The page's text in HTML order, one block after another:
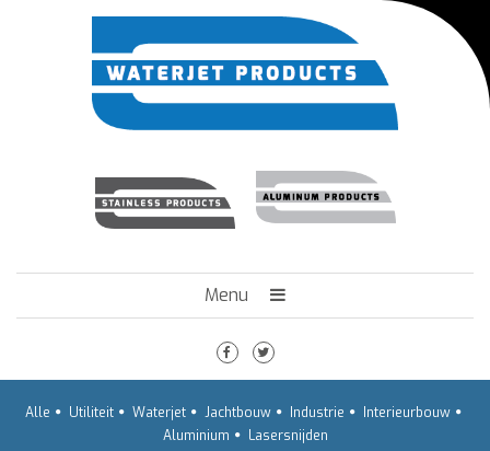
Menu
HET BEDRIJF
TECHNIEK
Alle Utiliteit Waterjet Jachtbouw Industrie
Interieurbouw
Aluminium
Lasersnijden